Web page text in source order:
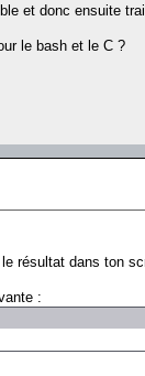
et donc ensuite
le bash et le C ?
résultat dans ton
: